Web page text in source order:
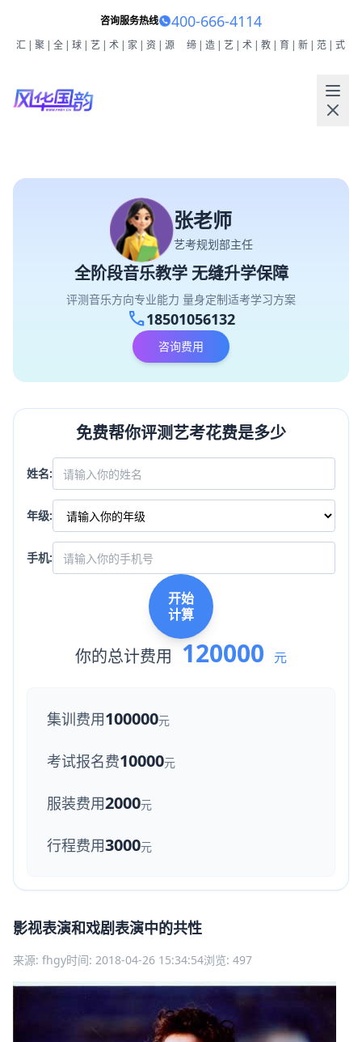
咨询服务热线 400-666-4114
汇|聚|全|球|艺|术|家|资|源 缔|造|艺|术|教|育|新|范|式
张老师
艺考规划部主任
全阶段音乐教学 无缝升学保障
评测音乐方向专业能力 量身定制适考学习方案
call18501056132
咨询费用
免费帮你评测艺考花费是多少
姓名:
年级:
手机:
开始
计算
你的总计费用 120000 元
集训费用100000元
考试报名费10000元
服装费用2000元
行程费用3000元
影视表演和戏剧表演中的共性
来源: fhgy时间: 2018-04-26 15:34:54浏览: 497